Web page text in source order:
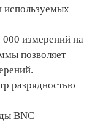
используемых
измерений на
позволяет
разрядностью
BNC